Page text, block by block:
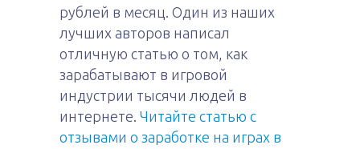
рублей в месяц. Один из наших
лучших авторов написал
отличную статью о том, как
зарабатывают в игровой
индустрии тысячи людей в
интернете. Читайте статью с
отзывами о заработке на играх в